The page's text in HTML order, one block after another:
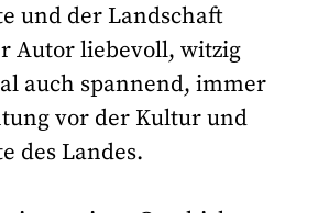
und der Landschaft
Autor liebevoll, witzig
auch spannend, immer
vor der Kultur und
des Landes.